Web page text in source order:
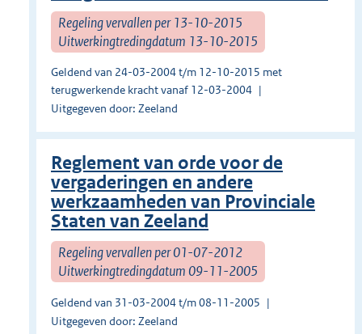
Regeling vervallen per 13-10-2015
Uitwerkingtredingdatum 13-10-2015
Geldend van 24-03-2004 t/m 12-10-2015 met
terugwerkende kracht vanaf 12-03-2004
Uitgegeven door: Zeeland
Reglement van orde voor de
vergaderingen en andere
werkzaamheden van Provinciale
Staten van Zeeland
Regeling vervallen per 01-07-2012
Uitwerkingtredingdatum 09-11-2005
Geldend van 31-03-2004 t/m 08-11-2005
Uitgegeven door: Zeeland